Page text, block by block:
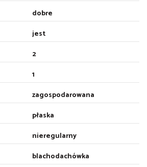
dobre
jest
2
1
zagospodarowana
płaska
nieregularny
blachodachówka